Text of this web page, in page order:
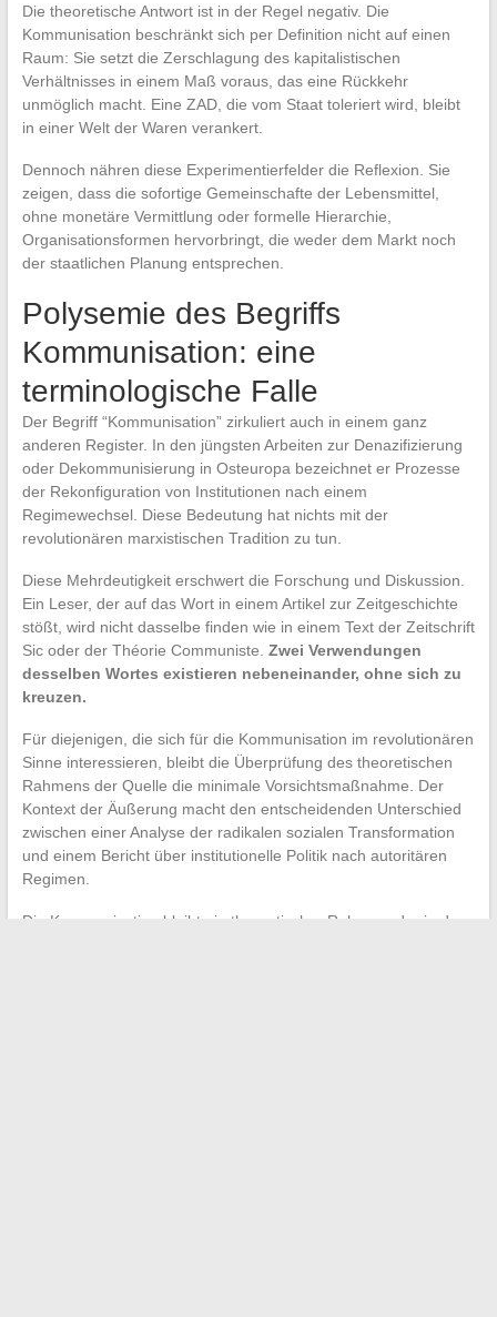
Die theoretische Antwort ist in der Regel negativ. Die
Kommunisation beschränkt sich per Definition nicht auf einen
Raum: Sie setzt die Zerschlagung des kapitalistischen
Verhältnisses in einem Maß voraus, das eine Rückkehr
unmöglich macht. Eine ZAD, die vom Staat toleriert wird, bleibt
in einer Welt der Waren verankert.
Dennoch nähren diese Experimentierfelder die Reflexion. Sie
zeigen, dass die sofortige Gemeinschafte der Lebensmittel,
ohne monetäre Vermittlung oder formelle Hierarchie,
Organisationsformen hervorbringt, die weder dem Markt noch
der staatlichen Planung entsprechen.
Polysemie des Begriffs
Kommunisation: eine
terminologische Falle
Der Begriff “Kommunisation” zirkuliert auch in einem ganz
anderen Register. In den jüngsten Arbeiten zur Denazifizierung
oder Dekommunisierung in Osteuropa bezeichnet er Prozesse
der Rekonfiguration von Institutionen nach einem
Regimewechsel. Diese Bedeutung hat nichts mit der
revolutionären marxistischen Tradition zu tun.
Diese Mehrdeutigkeit erschwert die Forschung und Diskussion.
Ein Leser, der auf das Wort in einem Artikel zur Zeitgeschichte
stößt, wird nicht dasselbe finden wie in einem Text der Zeitschrift
Sic oder der Théorie Communiste. Zwei Verwendungen
desselben Wortes existieren nebeneinander, ohne sich zu
kreuzen.
Für diejenigen, die sich für die Kommunisation im revolutionären
Sinne interessieren, bleibt die Überprüfung des theoretischen
Rahmens der Quelle die minimale Vorsichtsmaßnahme. Der
Kontext der Äußerung macht den entscheidenden Unterschied
zwischen einer Analyse der radikalen sozialen Transformation
und einem Bericht über institutionelle Politik nach autoritären
Regimen.
Die Kommunisation bleibt ein theoretischer Rahmen, der in der